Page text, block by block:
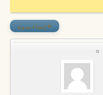
+ إنشاء مدونة